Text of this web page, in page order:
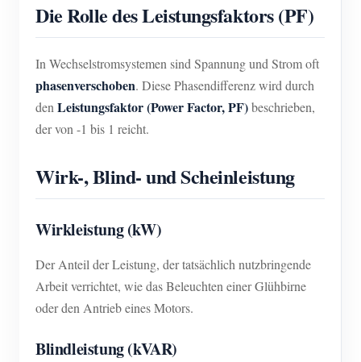
Die Rolle des Leistungsfaktors (PF)
In Wechselstromsystemen sind Spannung und Strom oft
phasenverschoben. Diese Phasendifferenz wird durch
denLeistungsfaktor (Power Factor, PF)beschrieben,
der von -1 bis 1 reicht.
Wirk-, Blind- und Scheinleistung
Wirkleistung (kW)
Der Anteil der Leistung, der tatsächlich nutzbringende
Arbeit verrichtet, wie das Beleuchten einer Glühbirne
oder den Antrieb eines Motors.
Blindleistung (kVAR)